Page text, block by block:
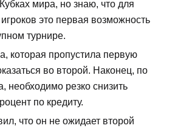
мира, но знаю, что для
это первая возможность
турнире.
которая пропустила первую
во второй. Наконец, по
необходимо резко снизить
по кредиту.
что он не ожидает второй